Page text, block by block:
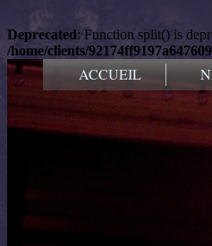
Deprecated: Function split() is
/home/clients/
ACCUEIL